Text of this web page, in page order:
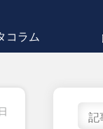
コラム